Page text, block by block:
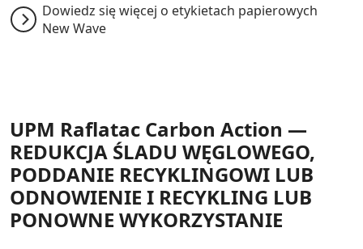
Dowiedz się więcej o etykietach papierowych
New Wave
UPM Raflatac Carbon Action —
REDUKCJA ŚLADU WĘGLOWEGO,
PODDANIE RECYKLINGOWI LUB
ODNOWIENIE I RECYKLING LUB
PONOWNE WYKORZYSTANIE